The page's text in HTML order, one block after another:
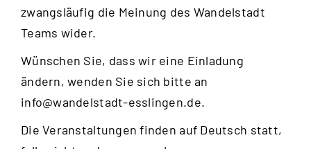
zwangsläufig die Meinung des Wandelstadt
Teams wider.
Wünschen Sie, dass wir eine Einladung
ändern, wenden Sie sich bitte an
info@wandelstadt-esslingen.de.
Die Veranstaltungen finden auf Deutsch statt,